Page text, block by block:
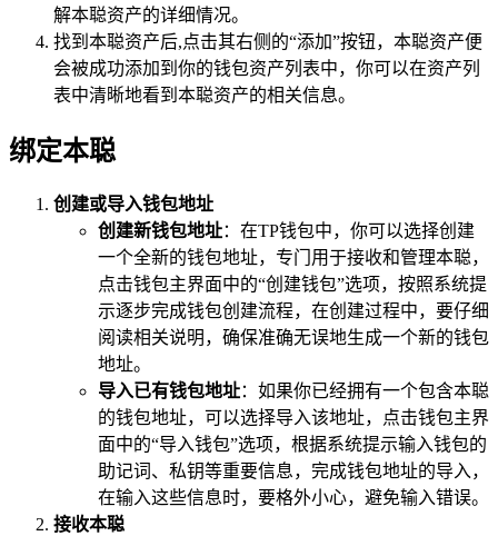
解本聪资产的详细情况。
找到本聪资产后,点击其右侧的“添加”按钮，本聪资产便
会被成功添加到你的钱包资产列表中，你可以在资产列
表中清晰地看到本聪资产的相关信息。
绑定本聪
创建或导入钱包地址
创建新钱包地址：在TP钱包中，你可以选择创建
一个全新的钱包地址，专门用于接收和管理本聪，
点击钱包主界面中的“创建钱包”选项，按照系统提
示逐步完成钱包创建流程，在创建过程中，要仔细
阅读相关说明，确保准确无误地生成一个新的钱包
地址。
导入已有钱包地址：如果你已经拥有一个包含本聪
的钱包地址，可以选择导入该地址，点击钱包主界
面中的“导入钱包”选项，根据系统提示输入钱包的
助记词、私钥等重要信息，完成钱包地址的导入，
在输入这些信息时，要格外小心，避免输入错误。
接收本聪